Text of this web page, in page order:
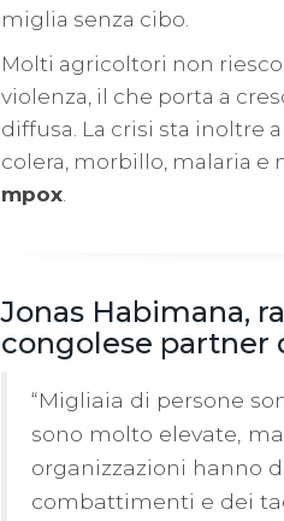
miglia senza cibo.
Molti agricoltori non
violenza, il che porta a
diffusa. La crisi sta inoltre
colera, morbillo, malaria e
mpox.
Jonas Habimana,
congolese partner
“Migliaia di persone
sono molto elevate,
organizzazioni hanno
combattimenti e dei